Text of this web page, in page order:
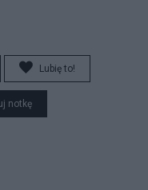
Lubię to!
notkę